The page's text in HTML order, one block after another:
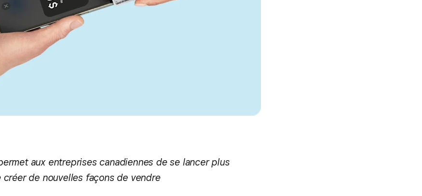
aux entreprises canadiennes de se lancer plus
de nouvelles façons de vendre